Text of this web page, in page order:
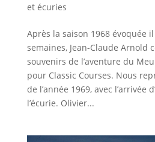
et écuries
Après la saison 1968 évoquée
semaines, Jean-Claude Arnold
souvenirs de l’aventure du
pour Classic Courses. Nous
de l’année 1969, avec l’arrivée
l’écurie. Olivier...